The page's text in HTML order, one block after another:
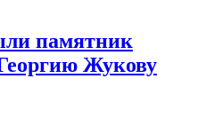
памятник
Жукову